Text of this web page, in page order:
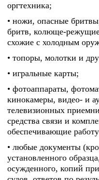
оргтехника;
• ножи, опасные
бритв, колюще-
схожие с холодным
• топоры, молотки и
• игральные карты;
• фотоаппараты,
кинокамеры, видео- и
телевизионных
средства связи и
обеспечивающие
• любые документы
установленного
осужденного, копий